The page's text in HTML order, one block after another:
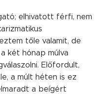
elhivatott férfi, nem
tőle valamit, de
két hónap múlva
Előfordult,
a múlt héten is ez
a beígért